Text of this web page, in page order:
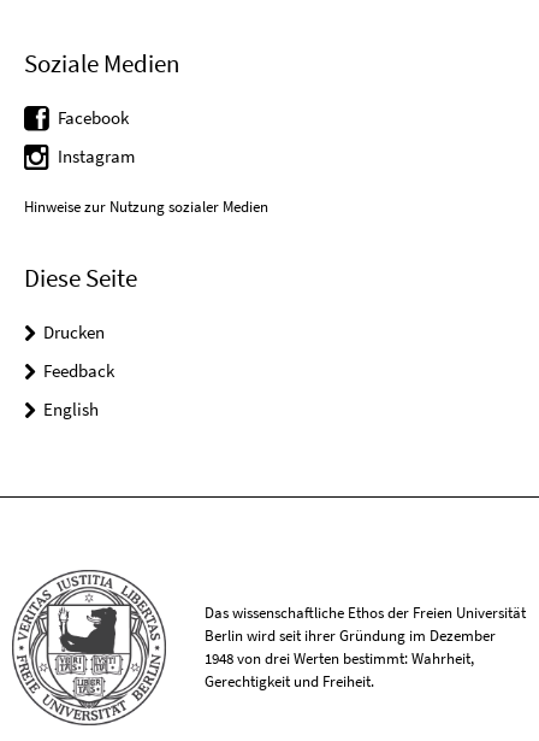
Soziale Medien
Facebook
Instagram
Hinweise zur Nutzung sozialer Medien
Diese Seite
Drucken
Feedback
English
Das wissenschaftliche Ethos der Freien Universität
Berlin wird seit ihrer Gründung im Dezember
1948 von drei Werten bestimmt: Wahrheit,
Gerechtigkeit und Freiheit.